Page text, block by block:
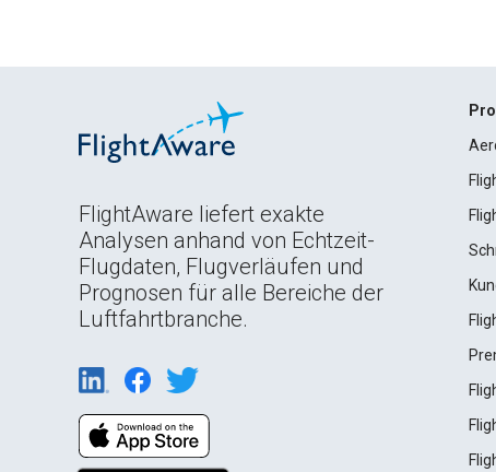
FlightAware liefert exakte
Analysen anhand von Echtzeit-
Flugdaten, Flugverläufen und
Prognosen für alle Bereiche der
Luftfahrtbranche.